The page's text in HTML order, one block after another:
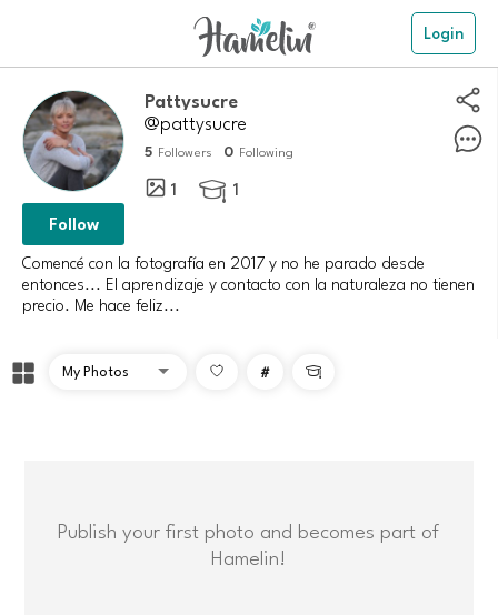
Login
Pattysucre
@pattysucre
5 Followers 0 Following
1  1
Follow
Comencé con la fotografía en 2017 y no he parado desde
entonces... El aprendizaje y contacto con la naturaleza no tienen
# 
Publish your first photo and becomes part of
Hamelin!